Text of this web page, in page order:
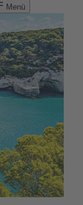
Menü